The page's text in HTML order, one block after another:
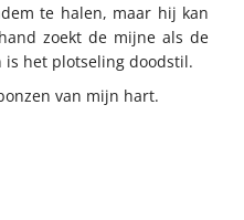
te halen, maar hij kan
zoekt de mijne als de
is het plotseling doodstil.
van mijn hart.